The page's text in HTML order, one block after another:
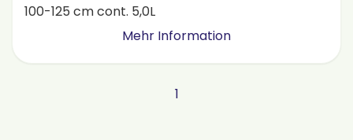
100-125 cm cont. 5,0L
Mehr Information
1